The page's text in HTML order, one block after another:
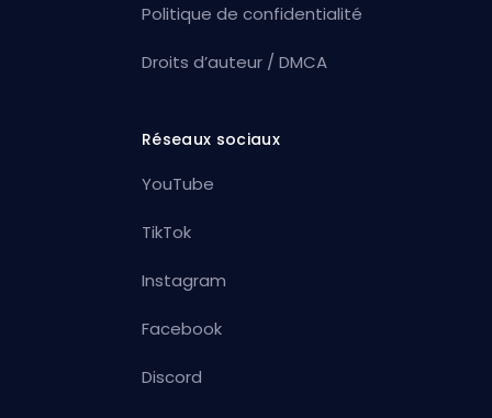
Politique de confidentialité
Droits d’auteur / DMCA
Réseaux sociaux
YouTube
TikTok
Instagram
Facebook
Discord